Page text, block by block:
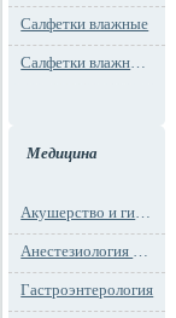
Салфетки влажные
Салфетки влажные технического назначения
Медицина
Акушерство и гинекология
Анестезиология и реанимация
Гастроэнтерология